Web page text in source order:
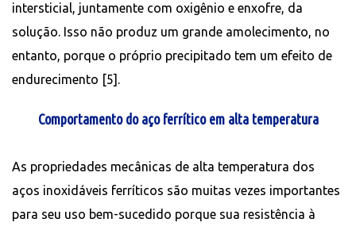
intersticial, juntamente com oxigênio e enxofre, da
solução. Isso não produz um grande amolecimento, no
entanto, porque o próprio precipitado tem um efeito de
endurecimento [5].
Comportamento do aço ferrítico em alta temperatura
As propriedades mecânicas de alta temperatura dos
aços inoxidáveis ferríticos são muitas vezes importantes
para seu uso bem-sucedido porque sua resistência à